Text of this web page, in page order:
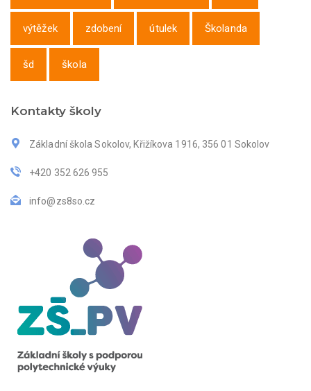
výtěžek zdobení útulek Školanda
šd škola
Kontakty školy
Základní škola Sokolov, Křižíkova 1916, 356 01 Sokolov
+420 352 626 955
info@zs8so.cz